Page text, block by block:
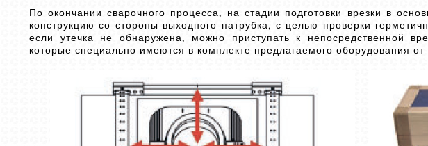
По окончании сварочного процесса, на стадии подготовки врезки в
конструкцию со стороны выходного патрубка, с целью проверки
если утечка не обнаружена, можно приступать к непосредственной
которые специально имеются в комплекте предлагаемого оборудования от